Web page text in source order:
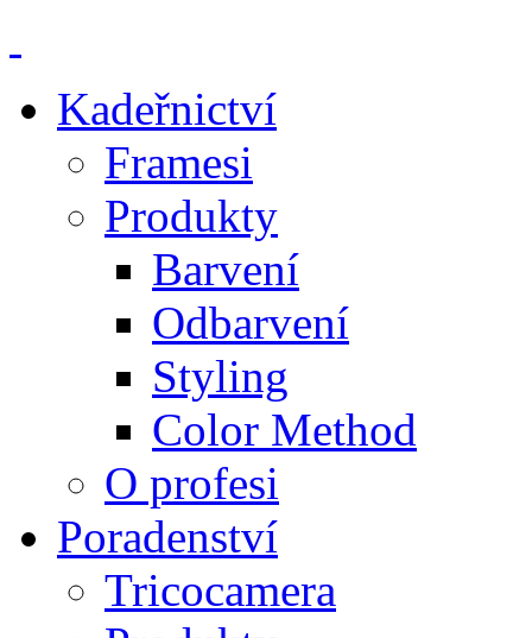
Kadeřnictví
Framesi
Produkty
Barvení
Odbarvení
Styling
Color Method
O profesi
Poradenství
Tricocamera